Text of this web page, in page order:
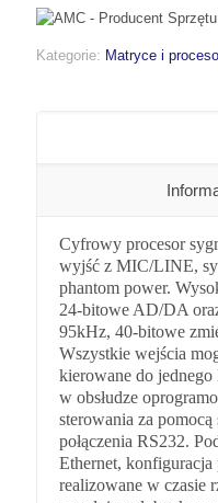
Kategorie: Matryce i
Cyfrowy procesor
wyjść z MIC/LINE,
phantom power.
24-bitowe AD/DA
95kHz, 40-bitowe
Wszystkie wejścia
kierowane do
w obsłudze
sterowania za
połączenia RS232.
Ethernet, konfiguracja
realizowane w czasie